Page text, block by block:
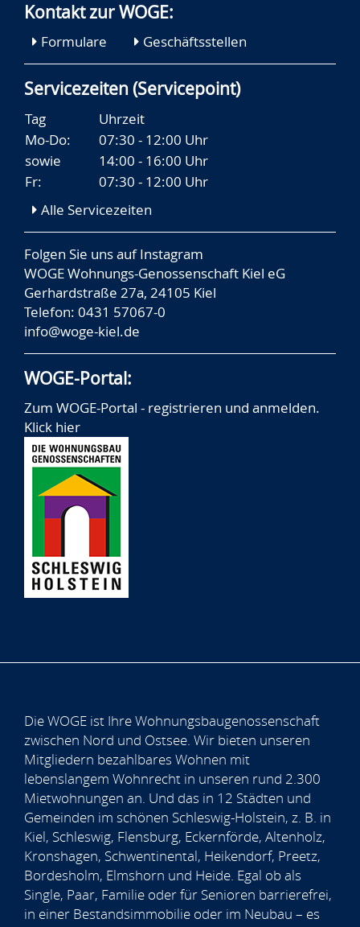
Kontakt zur WOGE:
Formulare Geschäftsstellen
Servicezeiten (Servicepoint)
Tag
Uhrzeit
Mo-Do:
07:30 - 12:00 Uhr
sowie
14:00 - 16:00 Uhr
Fr:
07:30 - 12:00 Uhr
Alle Servicezeiten
Folgen Sie uns aufInstagram
WOGE Wohnungs-Genossenschaft Kiel eG
Gerhardstraße 27a, 24105 Kiel
Telefon: 0431 57067-0
info@woge-kiel.de
WOGE-Portal:
Zum WOGE-Portal - registrieren und anmelden.
Klick hier
Die WOGE ist Ihre Wohnungsbaugenossenschaft
zwischen Nord und Ostsee. Wir bieten unseren
Mitgliedern bezahlbares Wohnen mit
lebenslangem Wohnrecht in unseren rund 2.300
Mietwohnungen an. Und das in 12 Städten und
Gemeinden im schönen Schleswig-Holstein, z. B. in
Kiel, Schleswig, Flensburg, Eckernförde, Altenholz,
Kronshagen, Schwentinental, Heikendorf, Preetz,
Bordesholm, Elmshorn und Heide. Egal ob als
Single, Paar, Familie oder für Senioren barrierefrei,
in einer Bestandsimmobilie oder im Neubau – es